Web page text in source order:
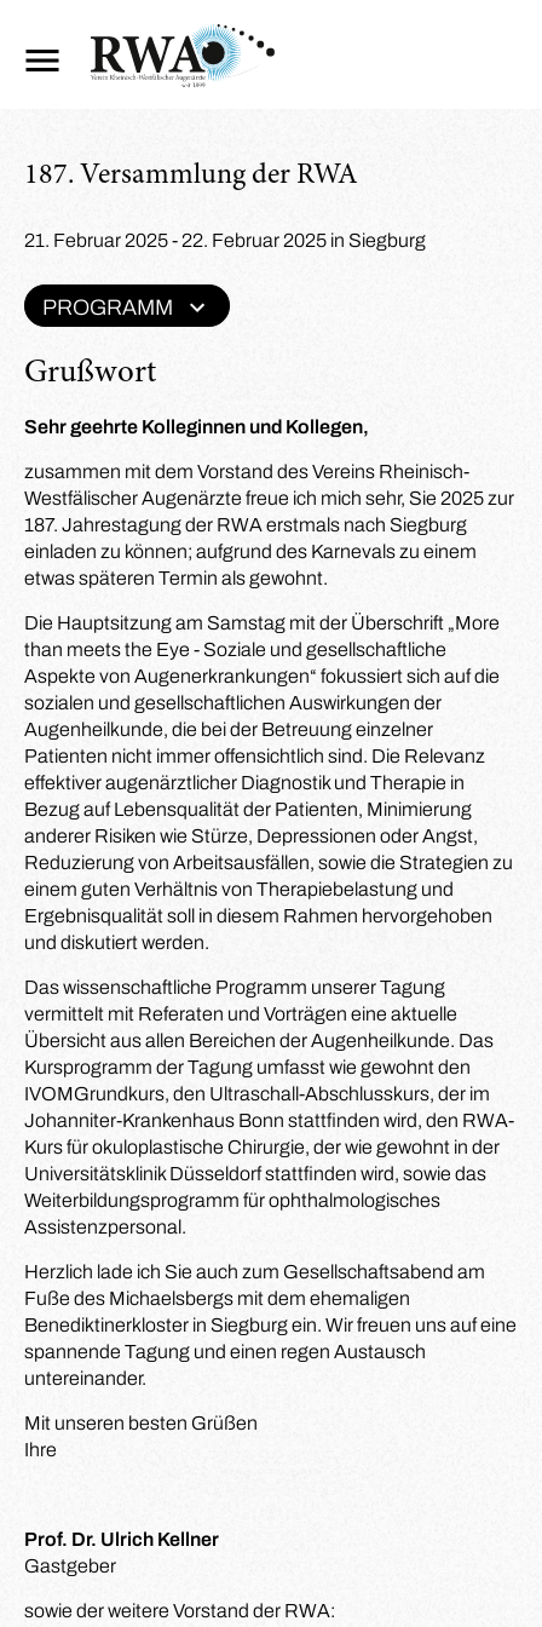
187. Versammlung der RWA
Grußwort
Sehr geehrte Kolleginnen und Kollegen,
zusammen mit dem Vorstand des Vereins Rheinisch-
Westfälischer Augenärzte freue ich mich sehr, Sie 2025 zur
187. Jahrestagung der RWA erstmals nach Siegburg
einladen zu können; aufgrund des Karnevals zu einem
etwas späteren Termin als gewohnt.
Die Hauptsitzung am Samstag mit der Überschrift „More
than meets the Eye - Soziale und gesellschaftliche
Aspekte von Augenerkrankungen“ fokussiert sich auf die
sozialen und gesellschaftlichen Auswirkungen der
Augenheilkunde, die bei der Betreuung einzelner
Patienten nicht immer offensichtlich sind. Die Relevanz
effektiver augenärztlicher Diagnostik und Therapie in
Bezug auf Lebensqualität der Patienten, Minimierung
anderer Risiken wie Stürze, Depressionen oder Angst,
Reduzierung von Arbeitsausfällen, sowie die Strategien zu
einem guten Verhältnis von Therapiebelastung und
Ergebnisqualität soll in diesem Rahmen hervorgehoben
und diskutiert werden.
Das wissenschaftliche Programm unserer Tagung
vermittelt mit Referaten und Vorträgen eine aktuelle
Übersicht aus allen Bereichen der Augenheilkunde. Das
Kursprogramm der Tagung umfasst wie gewohnt den
IVOMGrundkurs, den Ultraschall-Abschlusskurs, der im
Johanniter-Krankenhaus Bonn stattfinden wird, den RWA-
Kurs für okuloplastische Chirurgie, der wie gewohnt in der
Universitätsklinik Düsseldorf stattfinden wird, sowie das
Weiterbildungsprogramm für ophthalmologisches
Assistenzpersonal.
Herzlich lade ich Sie auch zum Gesellschaftsabend am
Fuße des Michaelsbergs mit dem ehemaligen
Benediktinerkloster in Siegburg ein. Wir freuen uns auf eine
spannende Tagung und einen regen Austausch
untereinander.
Mit unseren besten Grüßen
Ihre
Prof. Dr. Ulrich Kellner
Gastgeber
sowie der weitere Vorstand der RWA:
21. Februar 2025 - 22. Februar 2025 in Siegburg
PROGRAMM